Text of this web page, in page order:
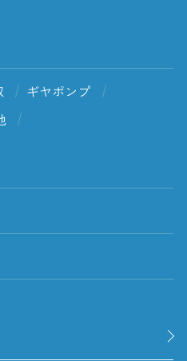
ギヤポンプ